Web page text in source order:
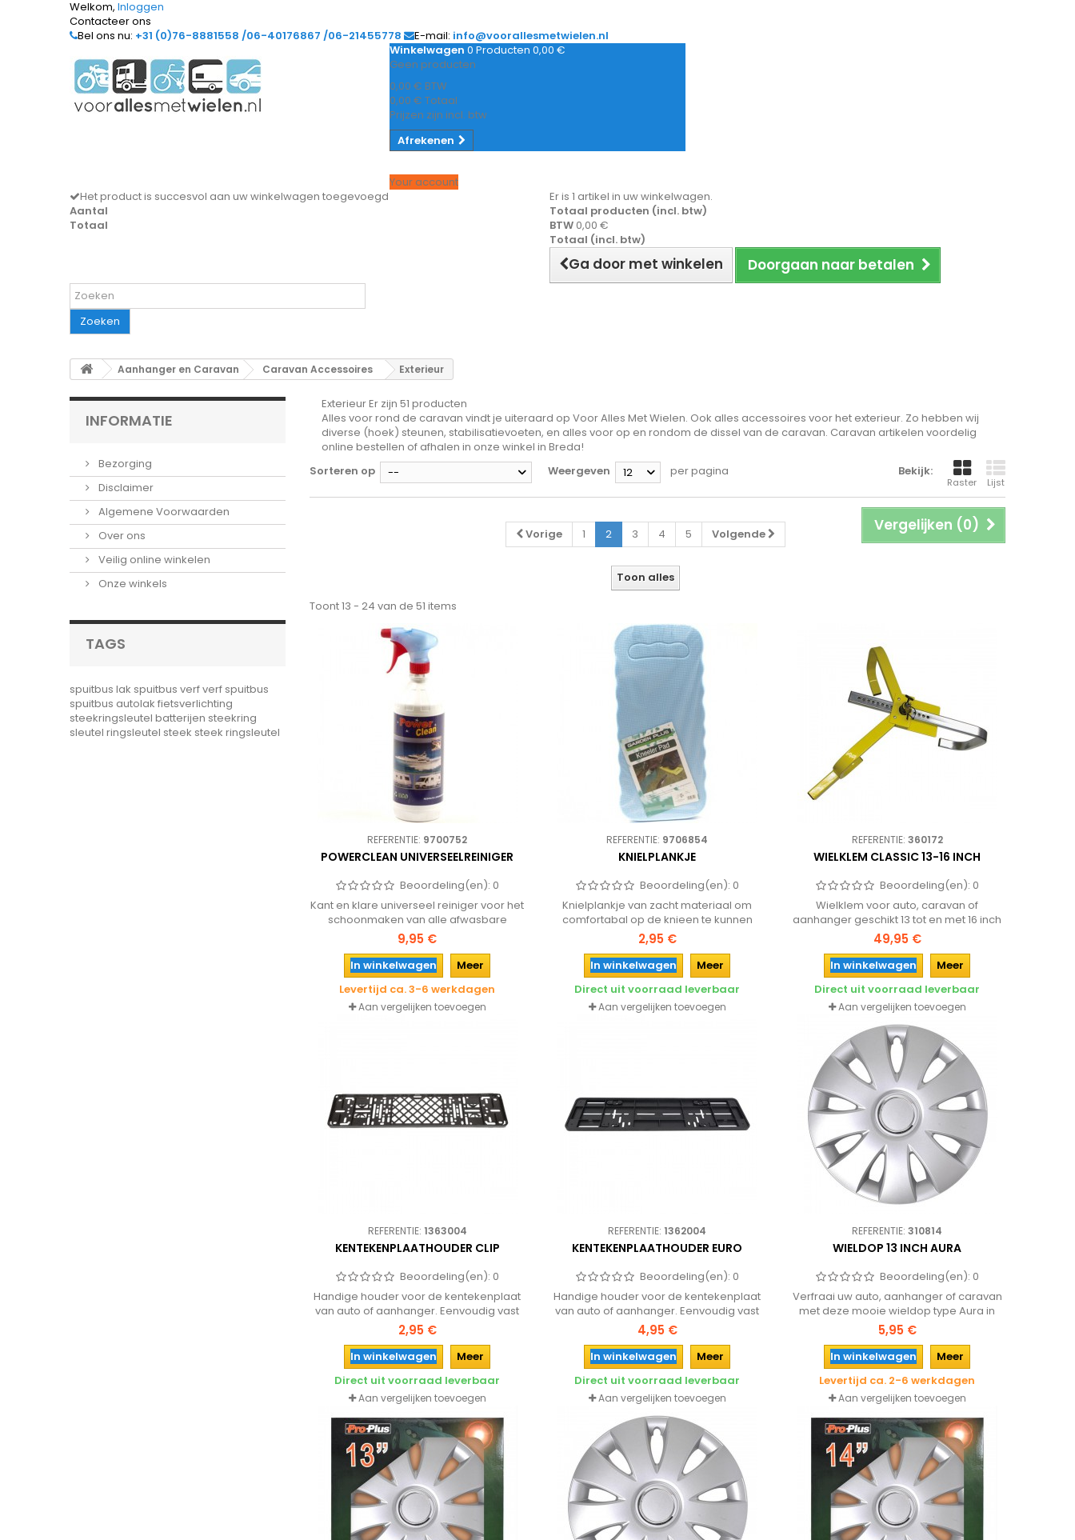
Welkom, Inloggen
Contacteer ons
Bel ons nu: +31 (0)76-8881558 /06-40176867 /06-21455778 E-mail: info@voorallesmetwielen.nl
Winkelwagen 0 Producten 0,00 €
Geen producten
0,00 € BTW
0,00 € Totaal
Prijzen zijn incl. btw
Afrekenen
Your account
Het product is succesvol aan uw winkelwagen toegevoegd
Aantal
Totaal
Er is 1 artikel in uw winkelwagen.
Totaal producten (incl. btw)
BTW 0,00 €
Totaal (incl. btw)
Ga door met winkelen Doorgaan naar betalen
Zoeken
Aanhanger en Caravan Caravan Accessoires Exterieur
INFORMATIE
Bezorging
Disclaimer
Algemene Voorwaarden
Over ons
Veilig online winkelen
Onze winkels
TAGS
spuitbus lak spuitbus verfverf spuitbus
spuitbus autolak fietsverlichting
steekringsleutel batterijen steekring
sleutel ringsleutel steek steek ringsleutel
ExterieurEr zijn 51 producten
Alles voor rond de caravan vindt je uiteraard op Voor Alles Met Wielen. Ook alles accessoires voor het exterieur. Zo hebben wij
diverse (hoek) steunen, stabilisatievoeten, en alles voor op en rondom de dissel van de caravan. Caravan artikelen voordelig
online bestellen of afhalen in onze winkel in Breda!
Bekijk:
Raster Lijst
Sorteren op -- Weergeven 12 per pagina
Vergelijken (0)
Vorige 1 2 3 4 5 Volgende
Toon alles
Toont 13 - 24 van de 51 items
REFERENTIE: 9700752
POWERCLEAN UNIVERSEELREINIGER
Beoordeling(en): 0
Kant en klare universeel reiniger voor het
schoonmaken van alle afwasbare
oppervlakken zoals caravans, boten,
surfplanken, zwembaden, tuinmeubelen,
kunststof ramen enz.
9,95 €
In winkelwagen
Meer
Levertijd ca. 3-6 werkdagen
Aan vergelijken toevoegen
REFERENTIE: 9706854
KNIELPLANKJE
Beoordeling(en): 0
Knielplankje van zacht materiaal om
comfortabal op de knieen te kunnen
werken. Ideaal voor werken aan
aanhanger of caravan maar ook
onmisbaar bij omleggen van
sneeuwkettingen!
2,95 €
In winkelwagen
Meer
Direct uit voorraad leverbaar
Aan vergelijken toevoegen
REFERENTIE: 360172
WIELKLEM CLASSIC 13-16 INCH
Beoordeling(en): 0
Wielklem voor auto, caravan of
aanhanger geschikt 13 tot en met 16 inch
wielen.
49,95 €
In winkelwagen
Meer
Direct uit voorraad leverbaar
Aan vergelijken toevoegen
REFERENTIE: 1363004
KENTEKENPLAATHOUDER CLIP
Beoordeling(en): 0
Handige houder voor de kentekenplaat
van auto of aanhanger. Eenvoudig vast
te schroeven en de kentekenplaat kan
eenvoudig met clips worden vastgezet.
2,95 €
In winkelwagen
Meer
Direct uit voorraad leverbaar
Aan vergelijken toevoegen
REFERENTIE: 1362004
KENTEKENPLAATHOUDER EURO
Beoordeling(en): 0
Handige houder voor de kentekenplaat
van auto of aanhanger. Eenvoudig vast
te schroevenmet de bijgeleverde
schroeven.
4,95 €
In winkelwagen
Meer
Direct uit voorraad leverbaar
Aan vergelijken toevoegen
REFERENTIE:310814
WIELDOP 13 INCH AURA
Beoordeling(en): 0
Verfraai uw auto, aanhanger of caravan
met deze mooie wieldop type Aura in
een 13 inch uitvoering. Eenvoudig met
klemmetjes op de velg te plaatsen!
5,95 €
In winkelwagen
Meer
Levertijd ca. 2-6 werkdagen
Aan vergelijken toevoegen